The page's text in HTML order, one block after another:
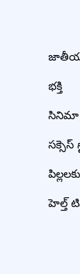
జాతీయ
భక్తి
సినిమా
సక్సెస్
పిల్లలకు
హెల్త్